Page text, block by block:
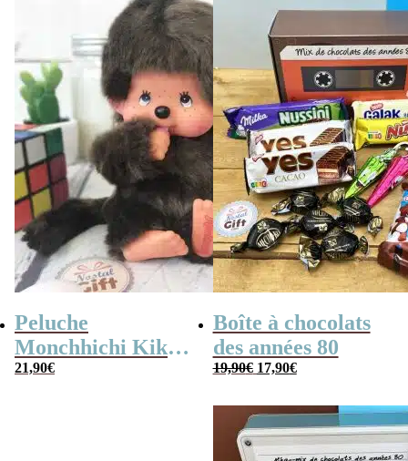
Coffret bonbon
Peluche
Monchhichi Kiki
l’original (20 cm)
21,90€
Boîte à chocolats
des années 80
19,90€ Le
prix
19,90€.
17,90€Le
prix
17,90€.